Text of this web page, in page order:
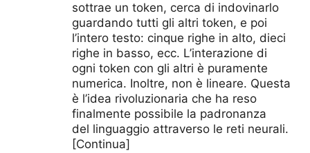
sottrae un token, cerca di indovinarlo
guardando tutti gli altri token, e poi
l’intero testo: cinque righe in alto, dieci
righe in basso, ecc. L’interazione di
ogni token con gli altri è puramente
numerica. Inoltre, non è lineare. Questa
è l’idea rivoluzionaria che ha reso
finalmente possibile la padronanza
del linguaggio attraverso le reti neurali.
[Continua]